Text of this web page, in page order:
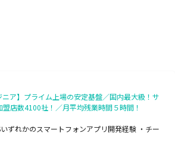
ニア】プライム上場の安定基盤／国内最大級！サ
店数4100社！／月平均残業時間５時間！
ずれかのスマートフォンアプリ開発経験 ・チー